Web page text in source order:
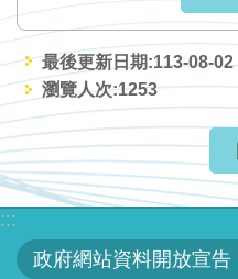
服
務
資
訊
服
務
關
於
最後更新日期:113-08-02
瀏覽人次:1253
:::
政府網站資料開放宣告